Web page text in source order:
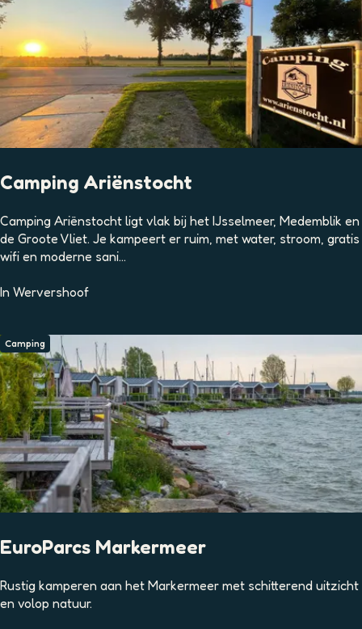
.
Camping Ariënstocht
C
a
m
i
A
r
i
ë
n
s
t
o
c
h
Camping Ariënstocht ligt vlak bij het IJsselmeer, Medemblik en
de Groote Vliet. Je kampeert er ruim, met water, stroom, gratis
wifi en moderne sani...
In Wervershoof
EuroParcs Markermeer
E
u
Camping
Rustig kamperen aan het Markermeer met schitterend uitzicht
en volop natuur.